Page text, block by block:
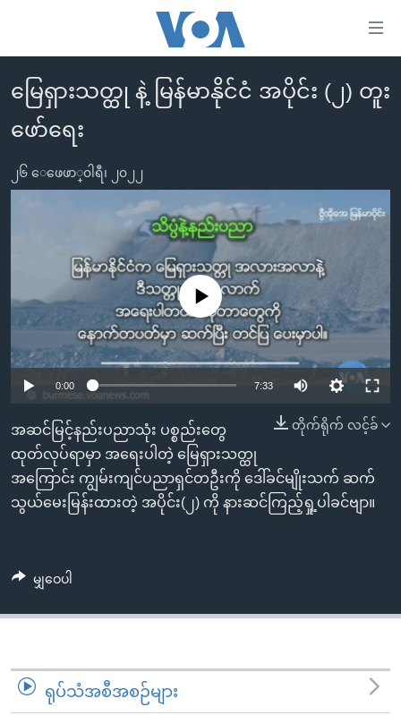
လွယ်ကူ
စေ
သည့်
Link
အကြောင်းအရာ
ကျော်
ရန်
ပင်မ
ညွန်း
စာမျက်နှာ
သို့
ကျော်
ရှာဖွေ
နေရာ
ကျော်
မူလစာမျက်နှာ
မြန်မာ
နိုင်ငံတကာ
အစ္စရေး-ပါလက်စတိုင်း
ဗွီဒီယို
ရပ်ဝန်းတခု လမ်းတခု အလွန်
အင်္ဂလိပ်စာလေ့လာမယ်
အမေရိကန်သုံးအီဒီယံ
မကြေးမုံရဲ့ အင်္ဂလိပ်စာ
ရုပ်ရှင်ထဲက အင်္ဂလိပ်စာ
အပတ်စဉ်ကဏ္ဍများ
ရေဒီယို
တီဗွီ
ရေဒီယိုနှင့်ရုပ်သံ အချက်အလက်များ
ရေဒီယို/တီဗွီအစီအစဉ်
Learning English
ဗွီအိုအေ လူမှုကွန်ယက်များ
မြေရှားသတ္ထု နဲ့ မြန်မာနိုင်ငံ အပိုင်း (၂) တူး
ဖော်ရေး
၂၆ ေဖေဖာ္၀ါရီ၊ ၂၀၂၂
No media source currently available
0:00 7:33
တိုက်ရိုက် လင့်ခ်
အဆင်မြင့်နည်းပညာသုံး ပစ္စည်းတွေ
ထုတ်လုပ်ရာမှာ အရေးပါတဲ့ မြေရှားသတ္ထု
အကြောင်း ကျွမ်းကျင်ပညာရှင်တဦးကို ဒေါ်ခင်မျိုးသက် ဆက်
သွယ်မေးမြန်းထားတဲ့ အပိုင်း(၂) ကို နားဆင်ကြည့်ရှု့ပါခင်ဗျာ။
မျှဝေပါ
ရုပ်သံအစီအစဉ်များ